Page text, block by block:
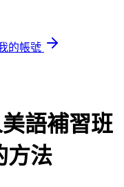
的帳號
語補習班
方法